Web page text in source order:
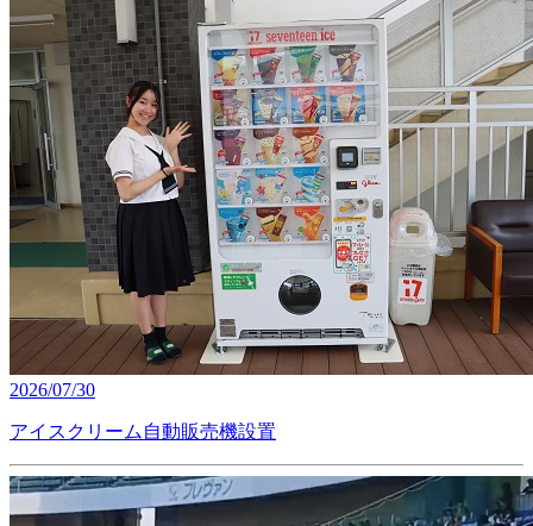
2026/07/30
アイスクリーム自動販売機設置